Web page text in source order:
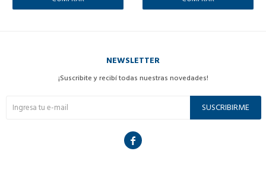
NEWSLETTER
¡Suscribite y recibí todas nuestras novedades!
SUSCRIBIRME
